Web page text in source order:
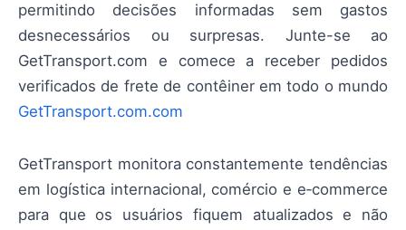
permitindo decisões informadas sem gastos
desnecessários ou surpresas. Junte-se ao
GetTransport.com e comece a receber pedidos
verificados de frete de contêiner em todo o mundo
GetTransport.com.com
GetTransport monitora constantemente tendências
em logística internacional, comércio e e‑commerce
para que os usuários fiquem atualizados e não